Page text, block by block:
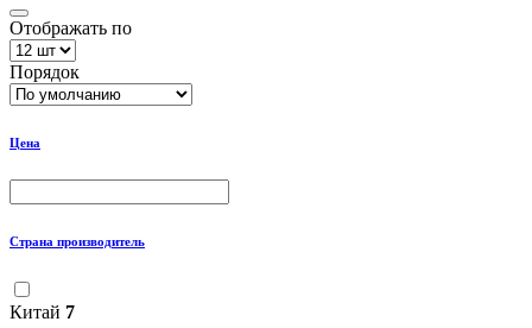
Отображать по
Порядок
Цена
Страна производитель
Китай 7